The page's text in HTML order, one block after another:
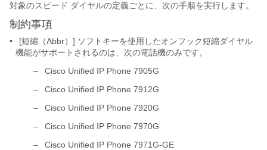
対象のスピード ダイヤルの定義ごとに、次の手順を実行します。
制約事項
•
[短縮（Abbr）] ソフトキーを使用したオンフック短縮ダイヤル
機能がサポートされるのは、次の電話機のみです。
–
Cisco Unified IP Phone 7905G
–
Cisco Unified IP Phone 7912G
–
Cisco Unified IP Phone 7920G
–
Cisco Unified IP Phone 7970G
–
Cisco Unified IP Phone 7971G-GE